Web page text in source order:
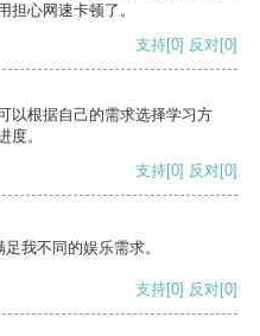
担心网速卡顿了。
支持[0] 反对[0]
以根据自己的需求选择学习方
度。
支持[0] 反对[0]
我不同的娱乐需求。
支持[0] 反对[0]